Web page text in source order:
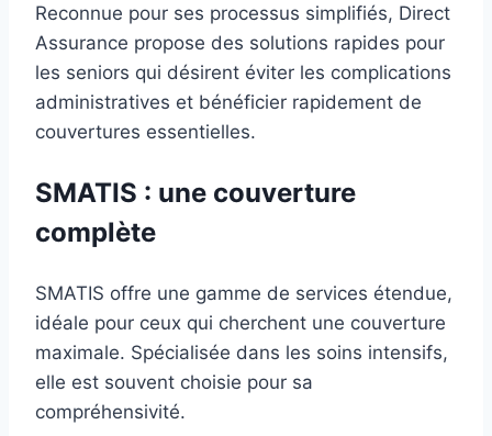
Reconnue pour ses processus simplifiés, Direct
Assurance propose des solutions rapides pour
les seniors qui désirent éviter les complications
administratives et bénéficier rapidement de
couvertures essentielles.
SMATIS : une couverture
complète
SMATIS offre une gamme de services étendue,
idéale pour ceux qui cherchent une couverture
maximale. Spécialisée dans les soins intensifs,
elle est souvent choisie pour sa
compréhensivité.